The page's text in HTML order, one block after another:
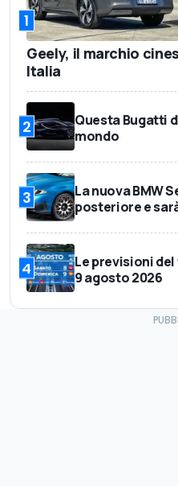
1
Geely, il marchio
Italia
2
Questa Bugatti
mondo
3
La nuova BMW
posteriore e
4
Le previsioni
9 agosto 2026